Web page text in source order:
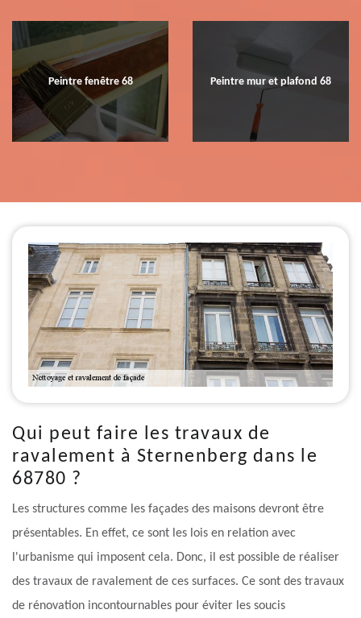
Peintre fenêtre 68 Peintre mur et plafond 68
Qui peut faire les travaux de
ravalement à Sternenberg dans le
68780 ?
Les structures comme les façades des maisons devront être
présentables. En effet, ce sont les lois en relation avec
l'urbanisme qui imposent cela. Donc, il est possible de réaliser
des travaux de ravalement de ces surfaces. Ce sont des travaux
de rénovation incontournables pour éviter les soucis